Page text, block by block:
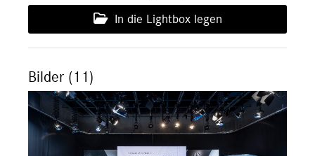
In die Lightbox legen
Bilder (11)